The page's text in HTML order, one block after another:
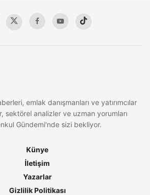
emlak danışmanları ve yatırımcılar
sektörel analizler ve uzman yorumları
Gündemi'nde sizi bekliyor.
Künye
İletişim
Yazarlar
Gizlilik Politikası